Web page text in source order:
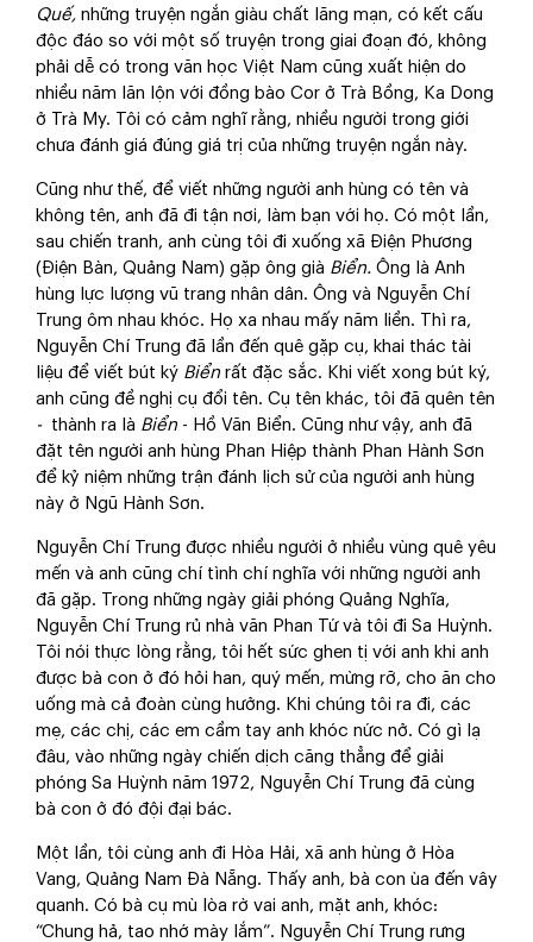
Quế, những truyện ngắn giàu chất lãng mạn, có kết cấu
độc đáo so với một số truyện trong giai đoạn đó, không
phải dễ có trong văn học Việt Nam cũng xuất hiện do
nhiều năm lăn lộn với đồng bào Cor ở Trà Bồng, Ka Dong
ở Trà My. Tôi có cảm nghĩ rằng, nhiều người trong giới
chưa đánh giá đúng giá trị của những truyện ngắn này.
Cũng như thế, để viết những người anh hùng có tên và
không tên, anh đã đi tận nơi, làm bạn với họ. Có một lần,
sau chiến tranh, anh cùng tôi đi xuống xã Điện Phương
(Điện Bàn, Quảng Nam) gặp ông già Biển. Ông là Anh
hùng lực lượng vũ trang nhân dân. Ông và Nguyễn Chí
Trung ôm nhau khóc. Họ xa nhau mấy năm liền. Thì ra,
Nguyễn Chí Trung đã lần đến quê gặp cụ, khai thác tài
liệu để viết bút ký Biển rất đặc sắc. Khi viết xong bút ký,
anh cũng đề nghị cụ đổi tên. Cụ tên khác, tôi đã quên tên
- thành ra là Biển - Hồ Văn Biển. Cũng như vậy, anh đã
đặt tên người anh hùng Phan Hiệp thành Phan Hành Sơn
để kỷ niệm những trận đánh lịch sử của người anh hùng
này ở Ngũ Hành Sơn.
Nguyễn Chí Trung được nhiều người ở nhiều vùng quê yêu
mến và anh cũng chí tình chí nghĩa với những người anh
đã gặp. Trong những ngày giải phóng Quảng Nghĩa,
Nguyễn Chí Trung rủ nhà văn Phan Tứ và tôi đi Sa Huỳnh.
Tôi nói thực lòng rằng, tôi hết sức ghen tị với anh khi anh
được bà con ở đó hỏi han, quý mến, mừng rỡ, cho ăn cho
uống mà cả đoàn cùng hưởng. Khi chúng tôi ra đi, các
mẹ, các chị, các em cầm tay anh khóc nức nở. Có gì lạ
đâu, vào những ngày chiến dịch căng thẳng để giải
phóng Sa Huỳnh năm 1972, Nguyễn Chí Trung đã cùng
bà con ở đó đội đại bác.
Một lần, tôi cùng anh đi Hòa Hải, xã anh hùng ở Hòa
Vang, Quảng Nam Đà Nẵng. Thấy anh, bà con ùa đến vây
quanh. Có bà cụ mù lòa rờ vai anh, mặt anh, khóc:
“Chung hả, tao nhớ mày lắm”. Nguyễn Chí Trung rưng